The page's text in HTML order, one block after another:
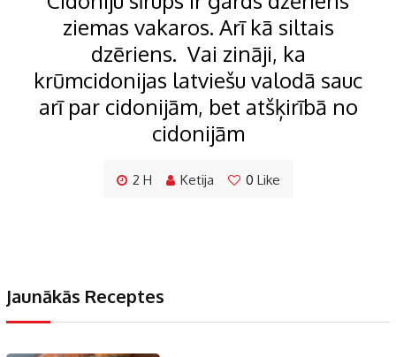
ziemas vakaros. Arī kā siltais
dzēriens. Vai zināji, ka
krūmcidonijas latviešu valodā sauc
arī par cidonijām, bet atšķirībā no
cidonijām
2 H Ketija 0 Like
Jaunākās Receptes